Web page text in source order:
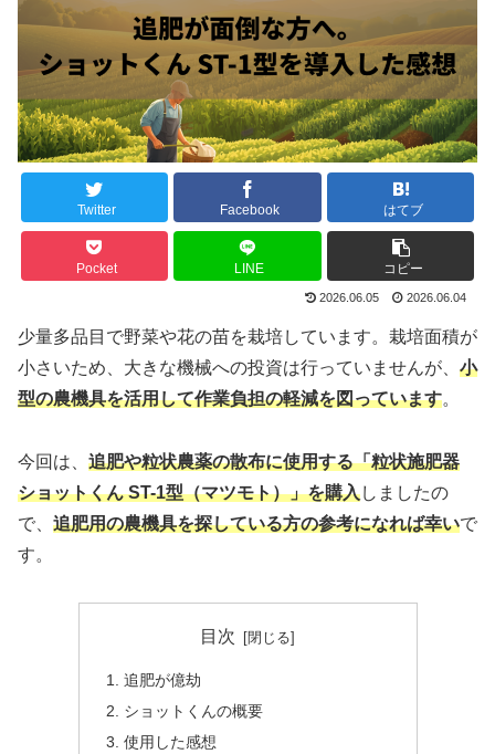
Twitter Facebook はてブ
Pocket LINE コピー
2026.06.05 2026.06.04
少量多品目で野菜や花の苗を栽培しています。栽培面積が
小さいため、大きな機械への投資は行っていませんが、 小
型の農機具を活用して作業負担の軽減を図っています。
今回は、 追肥や粒状農薬の散布に使用する「粒状施肥器
ショットくん ST-1型（マツモト）」を購入しましたの
で、 追肥用の農機具を探している方の参考になれば幸いで
す。
目次
追肥が億劫
ショットくんの概要
使用した感想